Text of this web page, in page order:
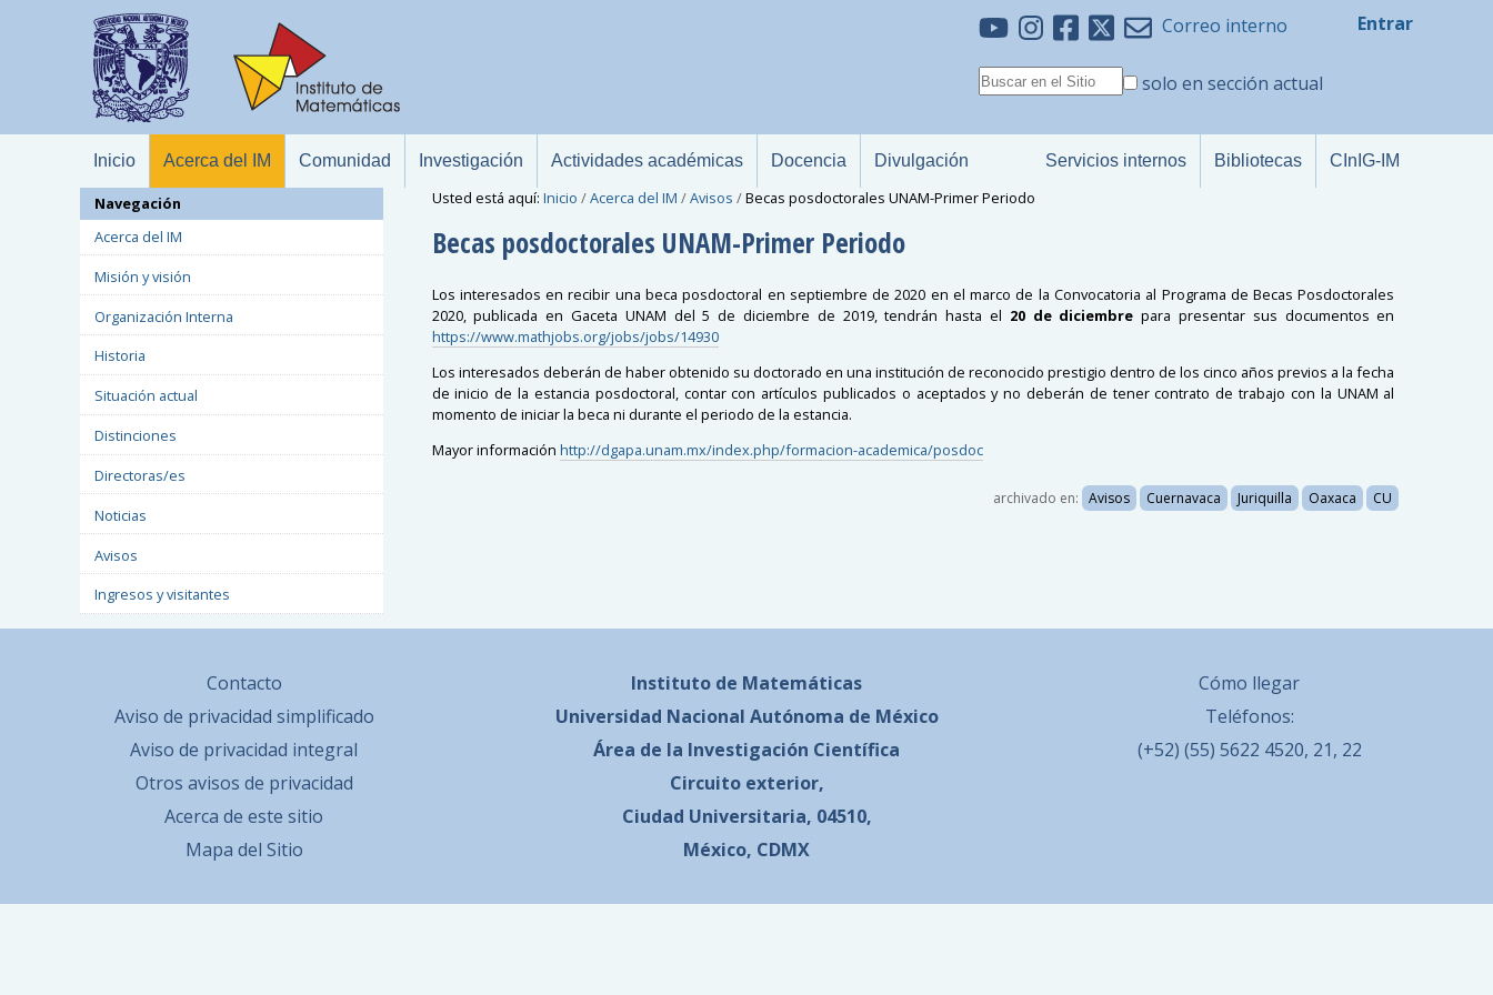
Correo interno
solo en sección actual
Entrar
Inicio Acerca del IM Comunidad Investigación Actividades académicas Docencia Divulgación Servicios internos Bibliotecas CInIG-IM
Usted está aquí: Inicio /Acerca del IM /Avisos /Becas posdoctorales UNAM-Primer Periodo
Becas posdoctorales UNAM-Primer Periodo
Los interesados en recibir unabeca posdoctoral en septiembre de 2020 en el marco de la Convocatoria al Programa deBecas Posdoctorales
2020, publicada en Gaceta UNAM del 5 de diciembre de 2019, tendrán hasta el 20 de diciembre para presentar sus documentos en
https://www.mathjobs.org/jobs/jobs/14930
Los interesados deberán de haber obtenido su doctorado en una institución de reconocido prestigio dentro de los cinco años previos a la fecha
de inicio de la estancia posdoctoral, contar con artículos publicados o aceptados y no deberán de tener contrato de trabajo con la UNAM al
momento de iniciar la beca ni durante el periodo de la estancia.
Mayor información http://dgapa.unam.mx/index.php/formacion-academica/posdoc
archivado en: Avisos Cuernavaca Juriquilla Oaxaca CU
Navegación
Acerca del IM
Misión y visión
Organización Interna
Historia
Situación actual
Distinciones
Directoras/es
Noticias
Avisos
Ingresos y visitantes
Contacto
Aviso de privacidad simplificado
Aviso de privacidad integral
Otros avisos de privacidad
Acerca de este sitio
Mapa del Sitio
Instituto de Matemáticas
Universidad Nacional Autónoma de México
Área de la Investigación Científica
Circuito exterior,
Ciudad Universitaria, 04510,
México, CDMX
Cómo llegar
Teléfonos:
(+52) (55) 5622 4520, 21, 22